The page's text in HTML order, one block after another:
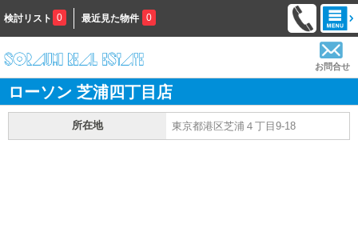
検討リスト 0 最近見た物件 0
お問合せ
ローソン 芝浦四丁目店
所在地 東京都港区芝浦４丁目9-18